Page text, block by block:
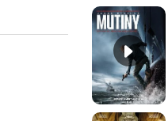
Le Triangle d'or Bande-annonce VF